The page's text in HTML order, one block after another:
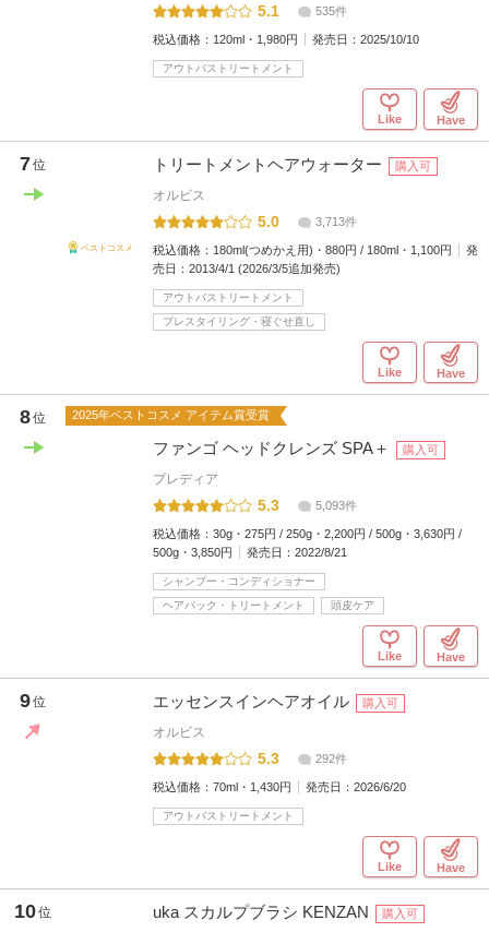
5.1 535件
税込価格： 120ml・1,980円 発売日： 2025/10/10
アウトバストリートメント
Like Have
7位
ベストコスメ
トリートメントヘアウォーター 購入可
オルビス
5.0 3,713件
税込価格： 180ml(つめかえ用)・880円 / 180ml・1,100円
発
売日： 2013/4/1 (2026/3/5追加発売)
アウトバストリートメント
プレスタイリング・寝ぐせ直し
Like Have
8位 2025年ベストコスメ アイテム賞受賞
ファンゴ ヘッドクレンズ SPA＋ 購入可
プレディア
5.3 5,093件
税込価格： 30g・275円 / 250g・2,200円 / 500g・3,630円 /
500g・3,850円
発売日： 2022/8/21
シャンプー・コンディショナー
ヘアパック・トリートメント
頭皮ケア
Like Have
9位 エッセンスインヘアオイル 購入可
オルビス
5.3 292件
税込価格： 70ml・1,430円 発売日： 2026/6/20
アウトバストリートメント
Like Have
10位 uka スカルプブラシ KENZAN 購入可